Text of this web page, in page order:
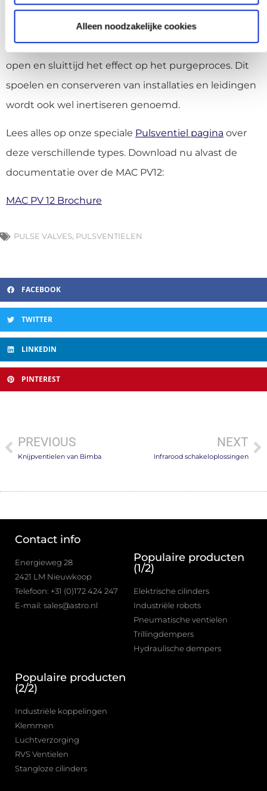
Alleen noodzakelijke cookies
uitermate geschikt als Purgeventielen voor in de
voedingsmiddelindustrie. Voor het purgen van
bijvoorbeeld stikstof in opslagtanks kan de snelle
open en sluittijd het effect op het purgeproces. Dit
spoelen en conserveren van installaties en leidingen
wordt ook wel inertiseren genoemd.
Lees alles op onze speciale Pulsventiel pagina over
deze verschillende types. Download nu alvast de
documentatie over de MAC PV12:
MAC PV 12 Brochure
PULSE VALVES, PULSVENTIELEN
FACEBOOK
TWITTER
LINKEDIN
PINTEREST
PREVIOUS
Knijpventielen van Bimba
NEXT
Infrarood schakeloplossingen
Contact info
Energieweg 28
2421 LM Nieuwkoop
Telefoon: +31 (0)172 424 247
E-mail: sales@astro.nl
Populaire producten
(1/2)
Elektrische cilinders
Industriële robots
Pneumatische ventielen
Trillingdempers
Hydraulische dempers
Populaire producten
(2/2)
Industriële koppelingen
Klemmen
Luchtverzorging
RVS Ventielen
Stangloze cilinders